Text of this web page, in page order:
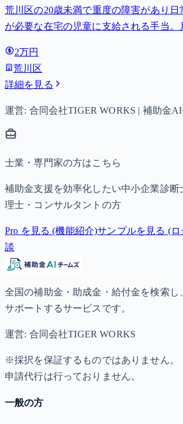
荒川区の20歳未満で重度の障害があり日
が必要な在宅の児童に支給される手当。
2万円
荒川区
詳細を見る
運営: 合同会社TIGER WORKS | 補助金
士業・専門家の方はこちら
補助金支援を効率化したい中小企業診断
理士・コンサルタントの方
Pro を見る (機能紹介)サンプルを見る (
談
全国の補助金・助成金・給付金を検索
サポートするサービスです。
運営: 合同会社TIGER WORKS
※採択を保証するものではありません。
申請代行は行っておりません。
一般の方